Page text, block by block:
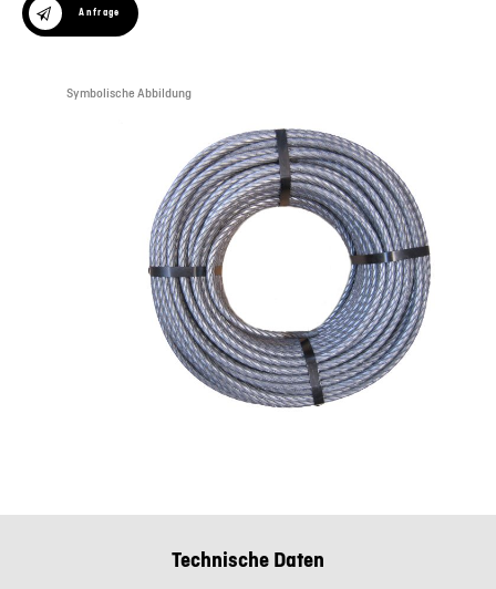
Symbolische Abbildung
Anfrage
Technische Daten